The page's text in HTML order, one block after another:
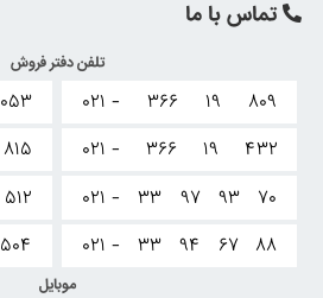
تماس با ما
تلفن دفتر فروش
۰۲۱ - ۳۶۶ ۱۹
۸۰۹
۰۲۱ -
۳۶۶ ۱۹
۴۳۲
۰۲۱ -
۳۳ ۹۷ ۹۳
۷۰
۰۲۱ -
۳۳ ۹۴ ۶۷ ۸۸
۰۵۳
۸۱۵
۵۱۲
۵۰۴
موبایل